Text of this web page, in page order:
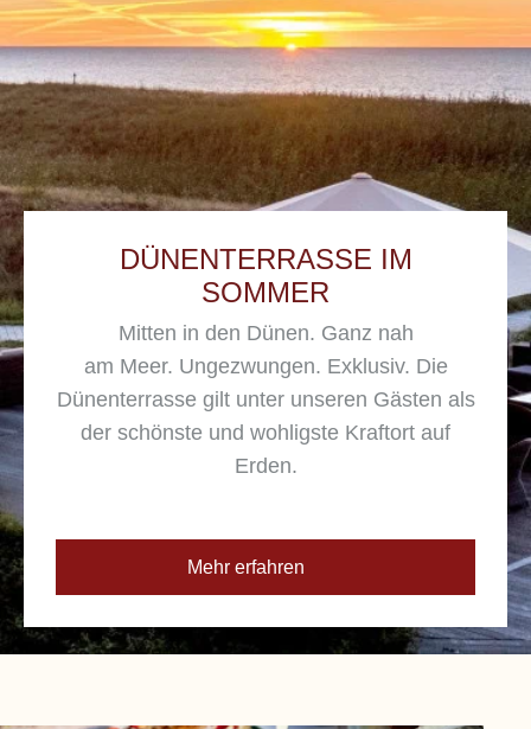
DÜNENTERRASSE IM
SOMMER
Mitten in den Dünen. Ganz nah
am Meer. Ungezwungen. Exklusiv. Die
Dünenterrasse gilt unter unseren Gästen als
der schönste und wohligste Kraftort auf
Erden.
Mehr erfahren